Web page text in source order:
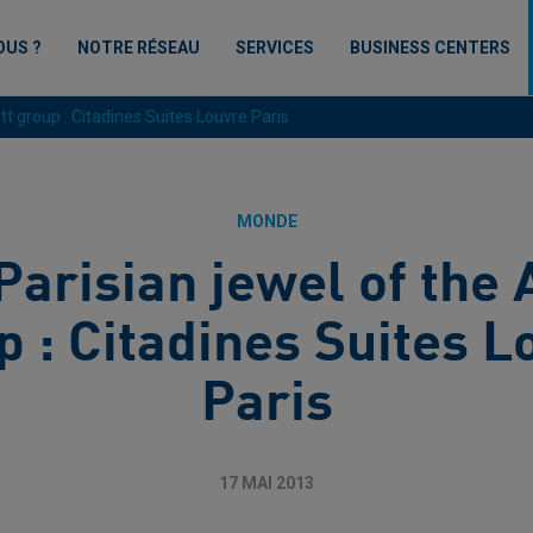
? NOTRE RÉSEAU SERVICES BUSINESS CENTERS
group : Citadines Suites Louvre Paris
MONDE
jewel of the
: Citadines Suites
Paris
17 MAI 2013